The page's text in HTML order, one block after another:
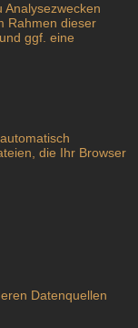
Analysezwecken
Rahmen dieser
ggf. eine
die Ihr Browser
Datenquellen